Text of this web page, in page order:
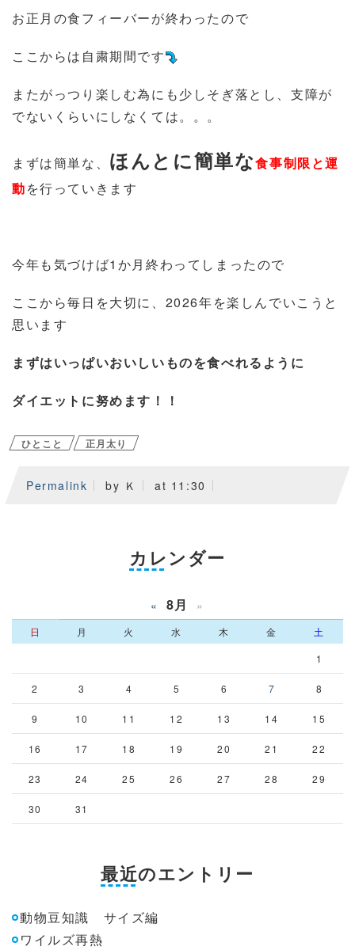
お正月の食フィーバーが終わったので
ここからは自粛期間です
またがっつり楽しむ為にも少しそぎ落とし、支障が
でないくらいにしなくては。。。
まずは簡単な、 ほんとに簡単な食事制限と運
動を行っていきます
今年も気づけば1か月終わってしまったので
ここから毎日を大切に、2026年を楽しんでいこうと
思います
まずはいっぱいおいしいものを食べれるように
ダイエットに努めます！！
ひとこと 正月太り
Permalink by Ｋ at 11:30
カレンダー
« 8月 »
日 月 火 水 木 金
土
1
2 3 4 5 6 7 8
9 10 11 12 13 14 15
16 17 18 19 20 21 22
23 24 25 26 27 28 29
30 31
最近のエントリー
動物豆知識 サイズ編
ワイルズ再熱